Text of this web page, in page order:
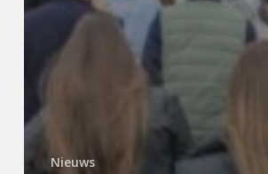
Nieuws